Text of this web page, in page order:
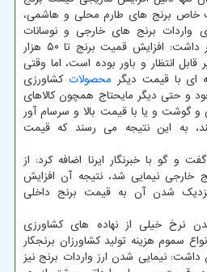
خاص برنج های طارم محلی و هاشمی،
واردات برنج های خارجی و نوسانات
قیمت ارز عنوان نمود و اظهار داشت: افزایش قمیت برنج تا ۵۰ هزار
قابل انتظار و باور بوده است، اما وقتی
ای با قیمت دیگر محصولات کشاورزی
و حتی دیگر مایحتاج همچون کالاهای
گوشت و یا با قیمت بالا و سرسام آور
به این نتیجه می رسند که قیمت
و گو با خبرنگار ایرنا اضافه کرد: از
خارجی نیمایی شد، نتیجه آن افزایش
شدن آن به قیمت برنج داخلی
نرخ خیلی از نهاده های کشاورزی
سموم هزینه تولید کشاورزان برنجکار
داشت: نیمایی شدن ارز واردات برنج نیز